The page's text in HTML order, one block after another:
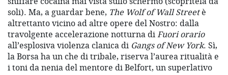
soli). Ma, a guardar bene, The Wolf of Wall Streetè
altrettanto vicino ad altre opere del Nostro: dalla
travolgente accelerazione notturna diFuori orario
all’esplosiva violenza clanica di Gangs of New York. Sì,
la Borsa ha un che di tribale, riserva l’aurea ritualità e
i toni da nenia del mentore di Belfort, un superlativo